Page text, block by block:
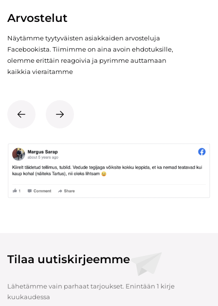
Arvostelut
Näytämme tyytyväisten asiakkaiden arvosteluja
Facebookista. Tiimimme on aina avoin ehdotuksille,
olemme erittäin reagoivia ja pyrimme auttamaan
kaikkia vieraitamme
Tilaa uutiskirjeemme
Lähetämme vain parhaat tarjoukset. Enintään 1 kirje
kuukaudessa